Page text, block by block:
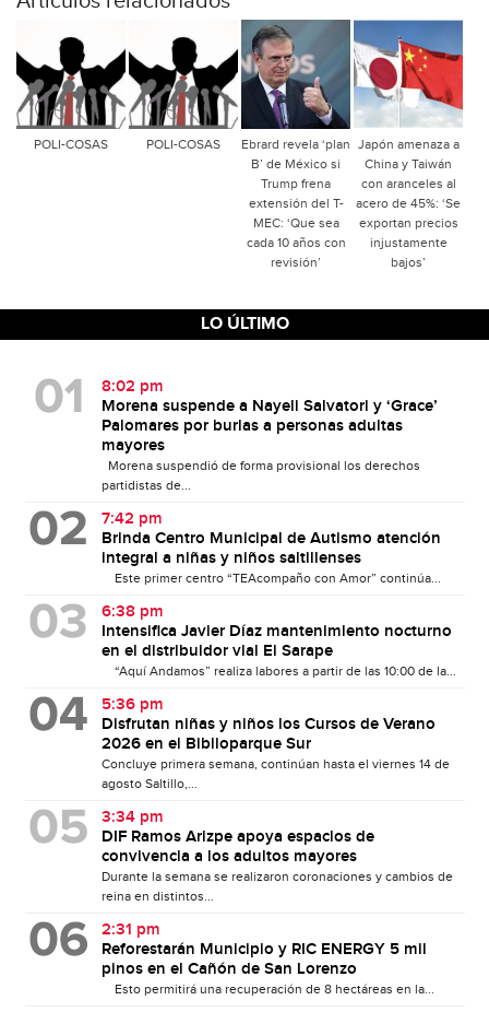
POLI-COSAS POLI-COSAS
Ebrard revela ‘plan
B’ de México si
Trump frena
extensión del T-
MEC: ‘Que sea
cada 10 años con
revisión’
Japón amenaza a
China y Taiwán
con aranceles al
acero de 45%: ‘Se
exportan precios
injustamente
bajos’
LO ÚLTIMO
8:02 pm
Morena suspende a Nayeli Salvatori y ‘Grace’
Palomares por burlas a personas adultas
mayores
Morena suspendió de forma provisional los derechos
partidistas de...
7:42 pm
Brinda Centro Municipal de Autismo atención
integral a niñas y niños saltillenses
Este primer centro “TEAcompaño con Amor” continúa...
6:38 pm
Intensifica Javier Díaz mantenimiento nocturno
en el distribuidor vial El Sarape
“Aquí Andamos” realiza labores a partir de las 10:00 de la...
5:36 pm
Disfrutan niñas y niños los Cursos de Verano
2026 en el Biblioparque Sur
Concluye primera semana, continúan hasta el viernes 14 de
agosto Saltillo,...
3:34 pm
DIF Ramos Arizpe apoya espacios de
convivencia a los adultos mayores
Durante la semana se realizaron coronaciones y cambios de
reina en distintos...
2:31 pm
Reforestarán Municipio y RIC ENERGY 5 mil
pinos en el Cañón de San Lorenzo
Esto permitirá una recuperación de 8 hectáreas en la...